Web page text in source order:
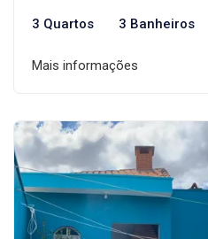
3 Quartos 3 Banheiros
Mais informações